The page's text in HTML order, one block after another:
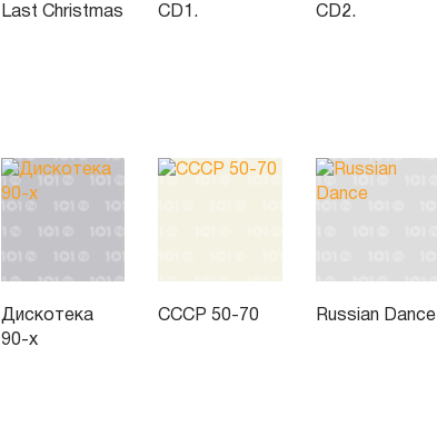
Last Christmas
CD1.
CD2.
Дискотека
90-х
СССР 50-70 Russian Dance